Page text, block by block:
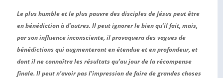
Le plus humble et le plus pauvre des disciples de Jésus peut être
en bénédiction à d’autres. Il peut ignorer le bien qu’il fait, mais,
par son influence inconsciente, il provoquera des vagues de
bénédictions qui augmenteront en étendue et en profondeur, et
dont il ne connaîtra les résultats qu’au jour de la récompense
finale. Il peut n’avoir pas l’impression de faire de grandes choses